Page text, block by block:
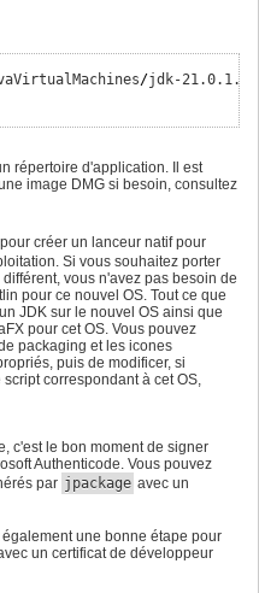
--add-modules $MODULES -jar
--input $INPUT_DIR --name
/jdk-
$APP_NAME.icns
/lib /javafx/
]] ; then
$APP_NAME
add-modules $MODULES -jar
input $INPUT_DIR --name
répertoire d'application. Il est
image DMG si besoin, consultez
créer un lanceur natif pour
Si vous souhaitez porter
vous n'avez pas besoin de
pour ce nouvel OS. Tout ce que
JDK sur le nouvel OS ainsi que
pour cet OS. Vous pouvez
packaging et les icones
puis de modificer, si
correspondant à cet OS,
c'est le bon moment de signer
Authenticode. Vous pouvez
par jpackage avec un
une bonne étape pour
un certificat de développeur